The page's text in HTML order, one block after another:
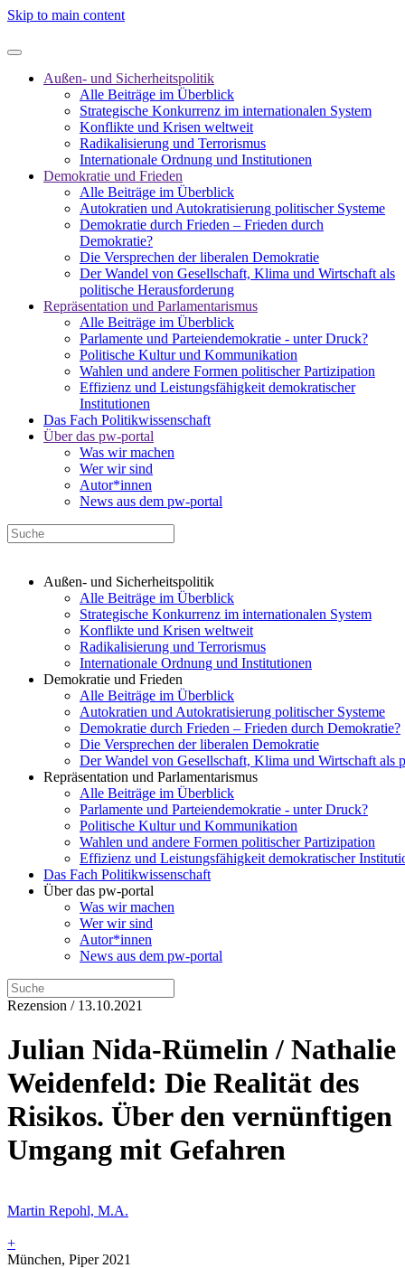
Skip to main content
Außen- und Sicherheitspolitik
Alle Beiträge im Überblick
Strategische Konkurrenz im internationalen System
Konflikte und Krisen weltweit
Radikalisierung und Terrorismus
Internationale Ordnung und Institutionen
Demokratie und Frieden
Alle Beiträge im Überblick
Autokratien und Autokratisierung politischer Systeme
Demokratie durch Frieden – Frieden durch
Demokratie?
Die Versprechen der liberalen Demokratie
Der Wandel von Gesellschaft, Klima und Wirtschaft als
politische Herausforderung
Repräsentation und Parlamentarismus
Alle Beiträge im Überblick
Parlamente und Parteiendemokratie - unter Druck?
Politische Kultur und Kommunikation
Wahlen und andere Formen politischer Partizipation
Effizienz und Leistungsfähigkeit demokratischer
Institutionen
Das Fach Politikwissenschaft
Über das pw-portal
Was wir machen
Wer wir sind
Autor*innen
News aus dem pw-portal
Außen- und Sicherheitspolitik
Alle Beiträge im Überblick
Strategische Konkurrenz im internationalen System
Konflikte und Krisen weltweit
Radikalisierung und Terrorismus
Internationale Ordnung und Institutionen
Demokratie und Frieden
Alle Beiträge im Überblick
Autokratien und Autokratisierung politischer Systeme
Demokratie durch Frieden – Frieden durch Demokratie?
Die Versprechen der liberalen Demokratie
Der Wandel von Gesellschaft, Klima und Wirtschaft als
Repräsentation und Parlamentarismus
Alle Beiträge im Überblick
Parlamente und Parteiendemokratie - unter Druck?
Politische Kultur und Kommunikation
Wahlen und andere Formen politischer Partizipation
Effizienz und Leistungsfähigkeit demokratischer
Das Fach Politikwissenschaft
Über das pw-portal
Was wir machen
Wer wir sind
Autor*innen
News aus dem pw-portal
Rezension / 13.10.2021
Julian Nida-Rümelin / Nathalie
Weidenfeld: Die Realität des
Risikos. Über den vernünftigen
Umgang mit Gefahren
Martin Repohl, M.A.
+
München, Piper 2021